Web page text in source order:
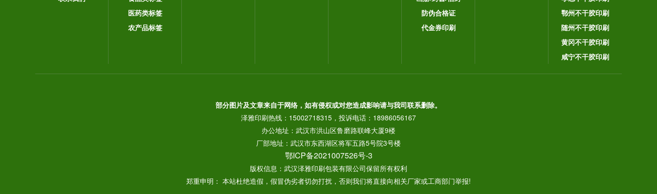
医药类标签
农产品标签
防伪合格证
代金券印刷
鄂州不干胶印刷
随州不干胶印刷
黄冈不干胶印刷
咸宁不干胶印刷
部分图片及文章来自于网络，如有侵权或对您造成影响请与我司联系删除。
泽雅印刷热线：15002718315，投诉电话：18986056167
办公地址：武汉市洪山区鲁磨路联峰大厦9楼
厂部地址：武汉市东西湖区将军五路5号院3号楼
鄂ICP备2021007526号-3
版权信息：武汉泽雅印刷包装有限公司保留所有权利
郑重申明： 本站杜绝造假，假冒伪劣者切勿打扰，否则我们将直接向相关厂家或工商部门举报!